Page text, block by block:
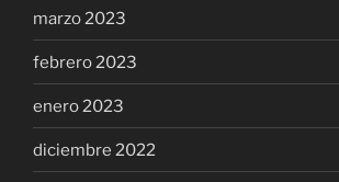
marzo 2023
febrero 2023
enero 2023
diciembre 2022